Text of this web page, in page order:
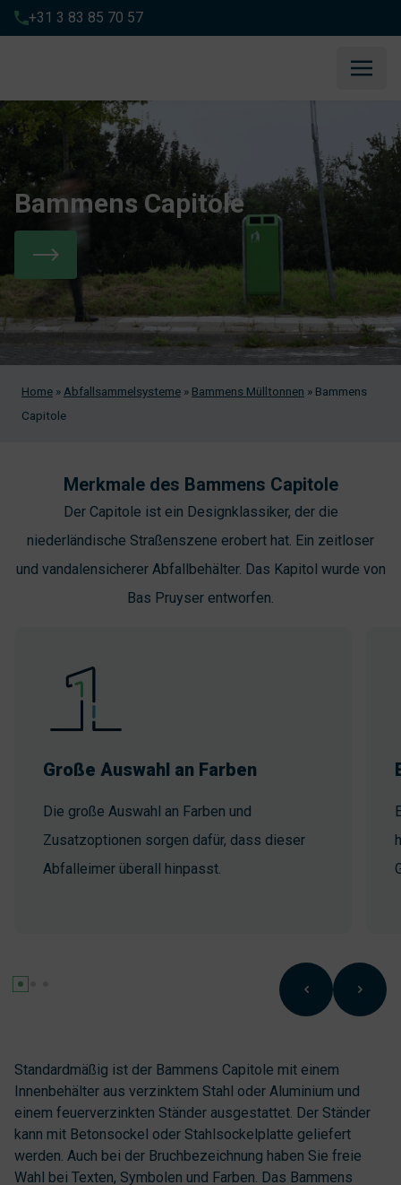
+31 3 83 85 70 57
Bammens Capitole
Home » Abfallsammelsysteme » Bammens Mülltonnen » Bammens
Capitole
Merkmale des Bammens Capitole
Der Capitole ist ein Designklassiker, der die
niederländische Straßenszene erobert hat. Ein zeitloser
und vandalensicherer Abfallbehälter. Das Kapitol wurde von
Bas Pruyser entworfen.
Große Auswahl an Farben
Die große Auswahl an Farben und
Zusatzoptionen sorgen dafür, dass dieser
Abfalleimer überall hinpasst.
Standardmäßig ist der Bammens Capitole mit einem
Innenbehälter aus verzinktem Stahl oder Aluminium und
einem feuerverzinkten Ständer ausgestattet. Der Ständer
kann mit Betonsockel oder Stahlsockelplatte geliefert
werden. Auch bei der Bruchbezeichnung haben Sie freie
Wahl bei Texten, Symbolen und Farben. Das Bammens